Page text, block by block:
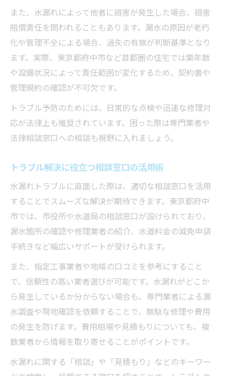
また、水漏れによって他者に損害が発生した場合、損害
賠償責任を問われることもあります。漏水の原因が老朽
化や管理不全による場合、過失の有無が判断基準となり
ます。実際、東京都府中市など首都圏の住宅では築年数
や設備状況によって責任範囲が変化するため、契約書や
管理規約の確認が不可欠です。
トラブル予防のためには、日常的な点検や迅速な修理対
応が法律上も推奨されています。困った際は専門業者や
法律相談窓口への相談も視野に入れましょう。
トラブル解決に役立つ相談窓口の活用術
水漏れトラブルに直面した際は、適切な相談窓口を活用
することでスムーズな解決が期待できます。東京都府中
市では、市役所や水道局の相談窓口が設けられており、
漏水箇所の確認や修理業者の紹介、水道料金の減免申請
手続きなど幅広いサポートが受けられます。
また、指定工事業者や地域の口コミを参考にすること
で、信頼性の高い業者選びが可能です。水漏れがどこか
ら発生しているか分からない場合も、専門業者による漏
水調査や現地確認を依頼することで、無駄な修理や費用
の発生を防げます。費用相場や見積もりについても、複
数業者から情報を取り寄せることがポイントです。
水漏れに関する「相談」や「見積もり」などのキーワー